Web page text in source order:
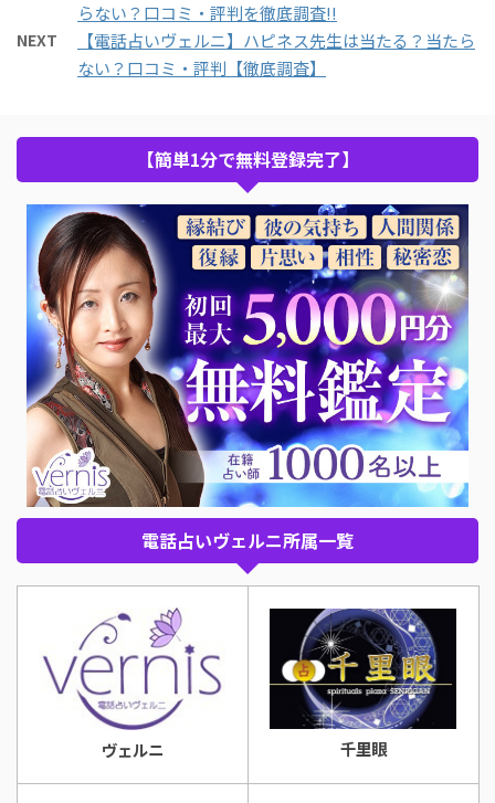
らない？口コミ・評判を徹底調査!!
NEXT
【電話占いヴェルニ】ハピネス先生は当たる？当たら
ない？口コミ・評判【徹底調査】
【簡単1分で無料登録完了】
電話占いヴェルニ所属一覧
ヴェルニ 千里眼